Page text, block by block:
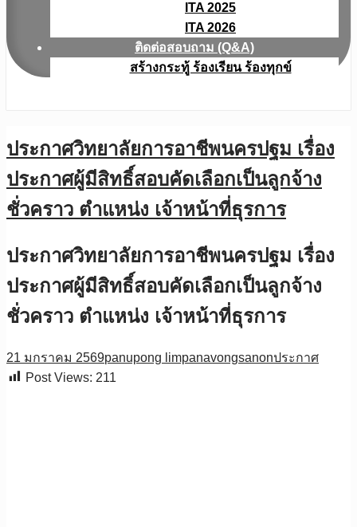
ITA 2025
ITA 2026
ติดต่อสอบถาม (Q&A)
สร้างกระทู้ ร้องเรียน ร้องทุกข์
ประกาศวิทยาลัยการอาชีพนครปฐม เรื่อง
ประกาศผู้มีสิทธิ์สอบคัดเลือกเป็นลูกจ้าง
ชั่วคราว ตำแหน่ง เจ้าหน้าที่ธุรการ
ประกาศวิทยาลัยการอาชีพนครปฐม เรื่อง
ประกาศผู้มีสิทธิ์สอบคัดเลือกเป็นลูกจ้าง
ชั่วคราว ตำแหน่ง เจ้าหน้าที่ธุรการ
21 มกราคม 2569panupong limpanavongsanonประกาศ
Post Views: 211